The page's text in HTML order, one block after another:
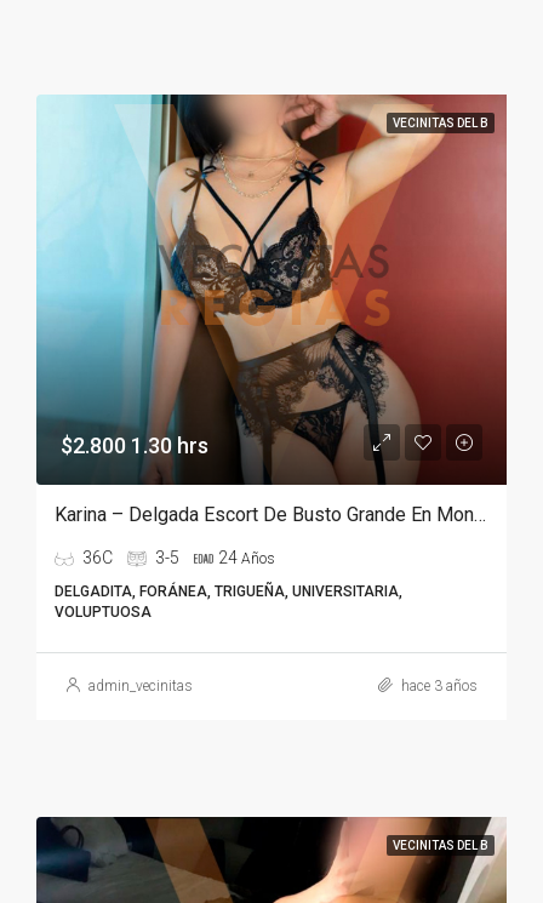
VECINITAS DEL B
$2.800 1.30 hrs
Karina – Delgada Escort De Busto Grande En Monterrey
36C 3-5 24 Años
DELGADITA, FORÁNEA, TRIGUEÑA, UNIVERSITARIA,
VOLUPTUOSA
admin_vecinitas hace 3 años
VECINITAS DEL B